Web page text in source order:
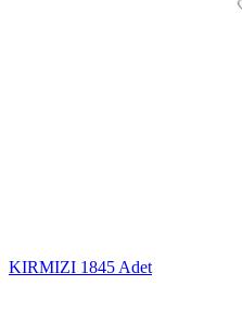
KIRMIZI 1845 Adet